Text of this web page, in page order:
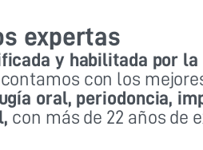
expertas
y habilitada por
contamos con los
oral, periodoncia,
con más de 22 años de